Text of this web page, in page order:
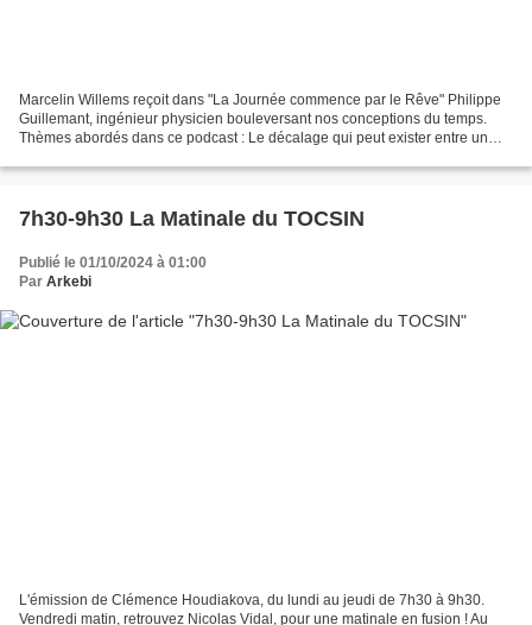
Marcelin Willems reçoit dans "La Journée commence par le Rêve" Philippe
Guillemant, ingénieur physicien bouleversant nos conceptions du temps.
Thèmes abordés dans ce podcast : Le décalage qui peut exister entre un
7h30-9h30 La Matinale du TOCSIN
Publié le 01/10/2024 à 01:00
Par Arkebi
L'émission de Clémence Houdiakova, du lundi au jeudi de 7h30 à 9h30.
Vendredi matin, retrouvez Nicolas Vidal, pour une matinale en fusion ! Au